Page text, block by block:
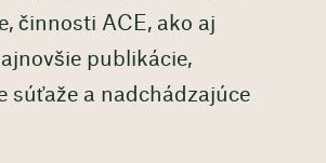
činnosti ACE, ako aj
publikácie,
súťaže a nadchádzajúce